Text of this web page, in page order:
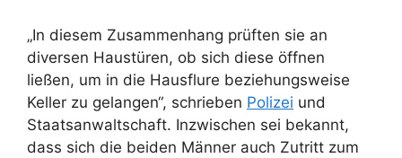
„In diesem Zusammenhang prüften sie an
diversen Haustüren, ob sich diese öffnen
ließen, um in die Hausflure beziehungsweise
Keller zu gelangen“, schrieben Polizei und
Staatsanwaltschaft. Inzwischen sei bekannt,
dass sich die beiden Männer auch Zutritt zum